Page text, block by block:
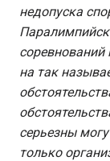
недопуска
на так
серьезны
только